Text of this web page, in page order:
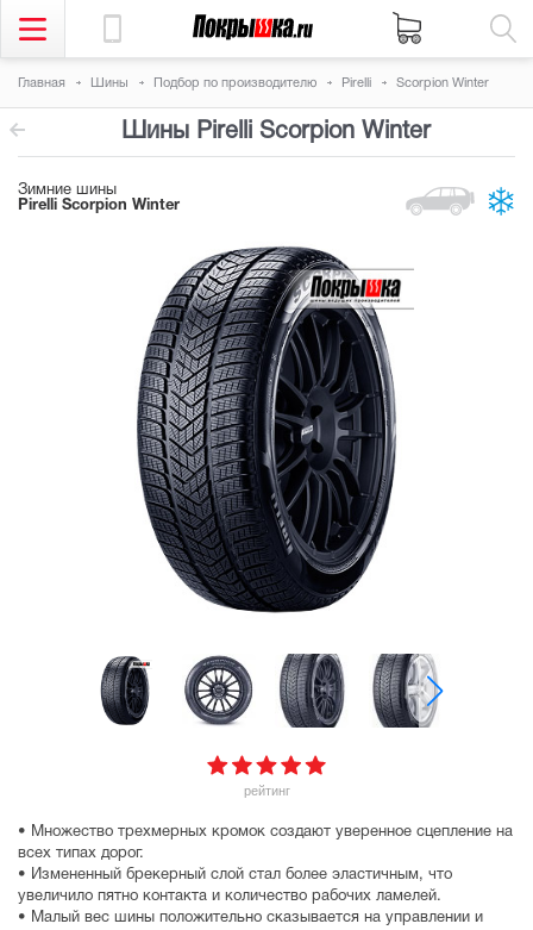
Главная Шины Подбор по производителю Pirelli Scorpion Winter
Шины Pirelli Scorpion Winter
Зимние шины
Pirelli Scorpion Winter
рейтинг
• Множество трехмерных кромок создают уверенное сцепление на
всех типах дорог.
• Измененный брекерный слой стал более эластичным, что
увеличило пятно контакта и количество рабочих ламелей.
• Малый вес шины положительно сказывается на управлении и